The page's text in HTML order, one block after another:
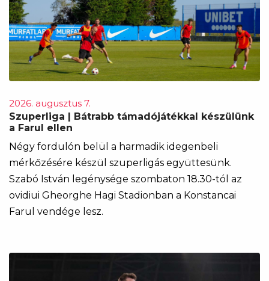
2026. augusztus 7.
Szuperliga | Bátrabb támadójátékkal készülünk
a Farul ellen
Négy fordulón belül a harmadik idegenbeli
mérkőzésére készül szuperligás együttesünk.
Szabó István legénysége szombaton 18.30-tól az
ovidiui Gheorghe Hagi Stadionban a Konstancai
Farul vendége lesz.